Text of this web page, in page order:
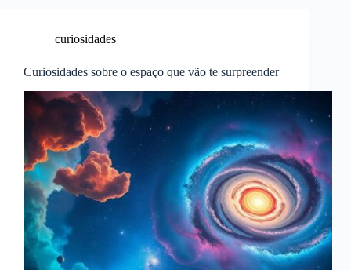
curiosidades
Curiosidades sobre o espaço que vão te surpreender